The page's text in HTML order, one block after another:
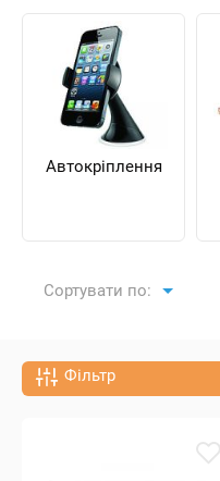
Автокріплення
Сортувати по:
Фільтр